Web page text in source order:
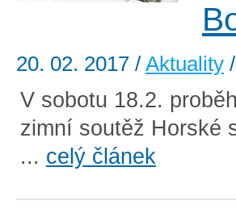
20. 02. 2017 / Aktuality /
V sobotu 18.2.
zimní soutěž Horské
... celý článek